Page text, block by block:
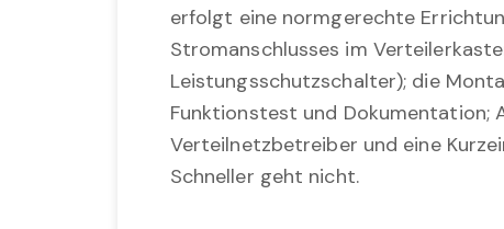
erfolgt eine normgerechte
Stromanschlusses im
Leistungsschutzschalter); die
Funktionstest und Dokumentation;
Verteilnetzbetreiber und eine
Schneller geht nicht.